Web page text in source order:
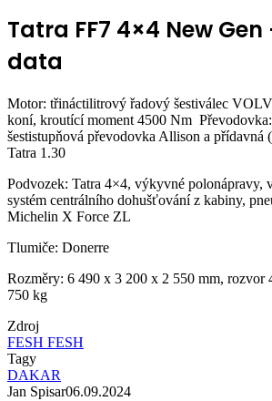
Tatra FF7 4×4 New
data
Motor: třináctilitrový řadový šestiválec
koní, kroutící moment 4500 Nm
šestistupňová převodovka Allison a přídavná
Tatra 1.30
Podvozek: Tatra 4×4, výkyvné polonápravy,
systém centrálního dohušťování z kabiny,
Michelin X Force ZL
Tlumiče: Donerre
Rozměry: 6 490 x 3 200 x 2 550 mm, rozvor
750 kg
Zdroj
FESH FESH
Tagy
DAKAR
Jan Spisar06.09.2024